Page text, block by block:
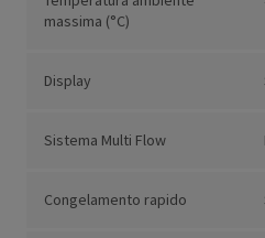
massima (°C)
Display
Sistema Multi Flow
Congelamento rapido